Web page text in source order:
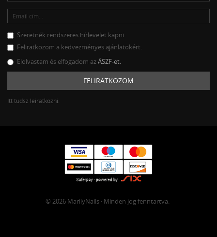
Szeretnék rendszeres hírlevelet kapni.
Feliratkozom a kedvezményes ajánlatokért.
Elolvastam és elfogadom azÁSZF-et.
FELIRATKOZOM
Itt tudsz leiratkozni.
© 2026 MarilyNails · Minden jog fenntartva.